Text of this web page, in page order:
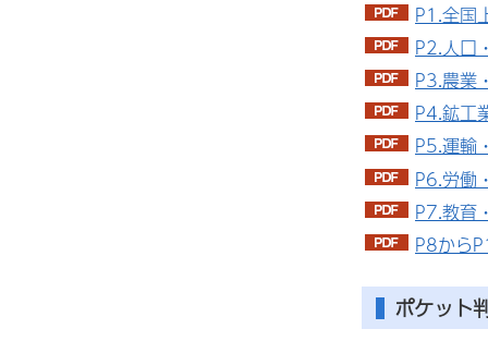
P1.全国
P2.人口
P3.農業
P4.鉱工
P5.運輸
P6.労働
P7.教育
P8から
ポケット